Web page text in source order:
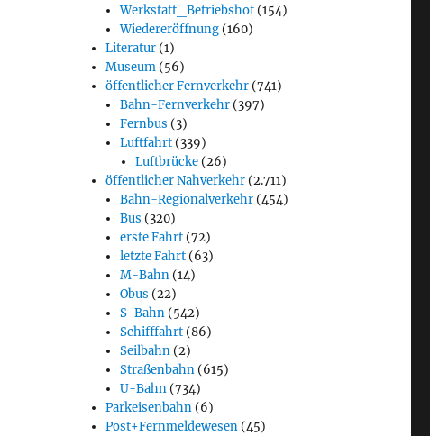
Werkstatt_Betriebshof(154)
Wiedereröffnung (160)
Literatur (1)
Museum (56)
öffentlicher Fernverkehr (741)
Bahn-Fernverkehr (397)
Fernbus (3)
Luftfahrt (339)
Luftbrücke(26)
öffentlicher Nahverkehr (2.711)
Bahn-Regionalverkehr (454)
Bus (320)
erste Fahrt (72)
letzte Fahrt (63)
M-Bahn (14)
Obus (22)
S-Bahn (542)
Schifffahrt (86)
Seilbahn (2)
Straßenbahn (615)
U-Bahn (734)
Parkeisenbahn (6)
Post+Fernmeldewesen (45)